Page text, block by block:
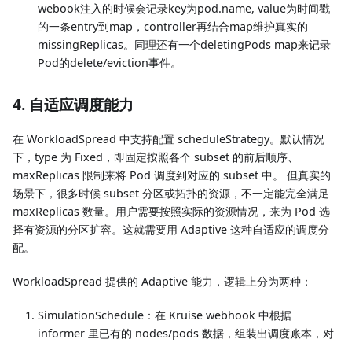
webook注入的时候会记录key为pod.name, value为时间戳
的一条entry到map，controller再结合map维护真实的
missingReplicas。同理还有一个deletingPods map来记录
Pod的delete/eviction事件。
4. 自适应调度能力
在 WorkloadSpread 中支持配置 scheduleStrategy。默认情况
下，type 为 Fixed，即固定按照各个 subset 的前后顺序、
maxReplicas 限制来将 Pod 调度到对应的 subset 中。 但真实的
场景下，很多时候 subset 分区或拓扑的资源，不一定能完全满足
maxReplicas 数量。用户需要按照实际的资源情况，来为 Pod 选
择有资源的分区扩容。这就需要用 Adaptive 这种自适应的调度分
配。
WorkloadSpread 提供的 Adaptive 能力，逻辑上分为两种：
SimulationSchedule：在 Kruise webhook 中根据
informer 里已有的 nodes/pods 数据，组装出调度账本，对